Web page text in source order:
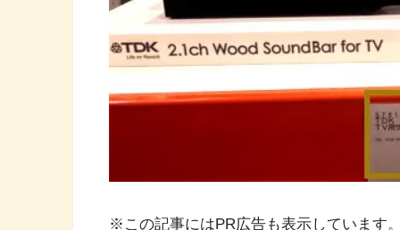
※この記事にはPR広告も表示しています